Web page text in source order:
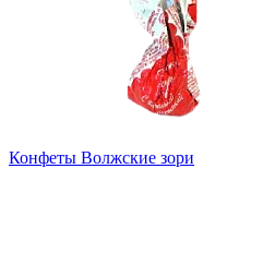
Конфеты Волжские зори